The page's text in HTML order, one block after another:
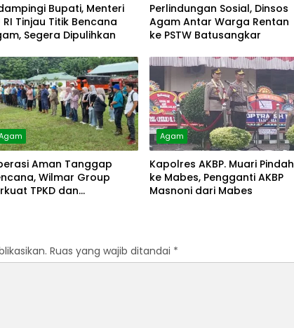
Bupati, Menteri
RI Tinjau Titik Bencana
Segera Dipulihkan
Perlindungan Sosial, Dinsos
Agam Antar Warga Rentan
ke PSTW Batusangkar
Aman Tanggap
Wilmar Group
TPKD dan
Agam
Kapolres AKBP. Muari Pindah
ke Mabes, Pengganti AKBP
Masnoni dari Mabes
Ruas yang wajib ditandai *